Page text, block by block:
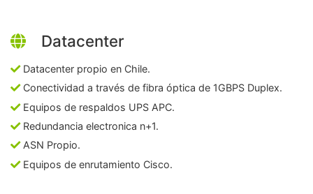
Datacenter
Datacenter propio en Chile.
Conectividad a través de fibra óptica de 1GBPS Duplex.
Equipos de respaldos UPS APC.
Redundancia electronica n+1.
ASN Propio.
Equipos de enrutamiento Cisco.